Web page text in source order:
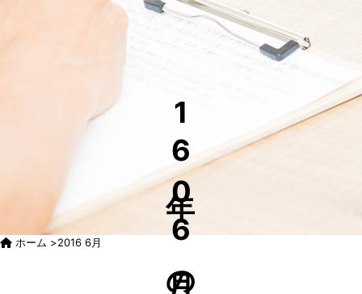
16年06月の更新
ホーム >2016 6月